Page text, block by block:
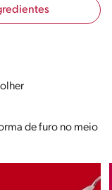
de furo no meio